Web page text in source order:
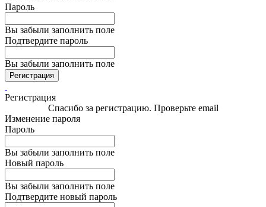
Пароль
Вы забыли заполнить поле
Подтвердите пароль
Вы забыли заполнить поле
Регистрация
Регистрация
Спасибо за регистрацию. Проверьте email
Изменение пароля
Пароль
Вы забыли заполнить поле
Новый пароль
Вы забыли заполнить поле
Подтвердите новый пароль